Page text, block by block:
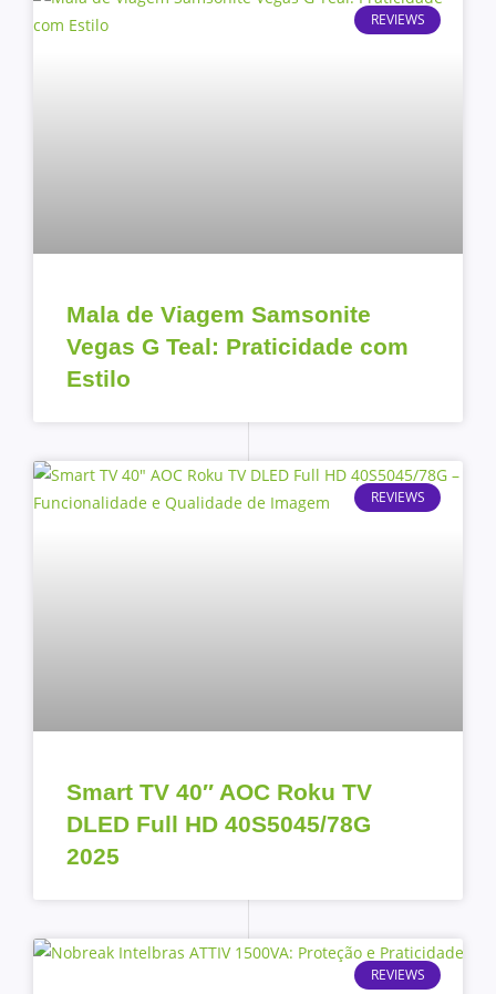
REVIEWS
Mala de Viagem Samsonite
Vegas G Teal: Praticidade com
Estilo
REVIEWS
Smart TV 40″ AOC Roku TV
DLED Full HD 40S5045/78G
2025
REVIEWS